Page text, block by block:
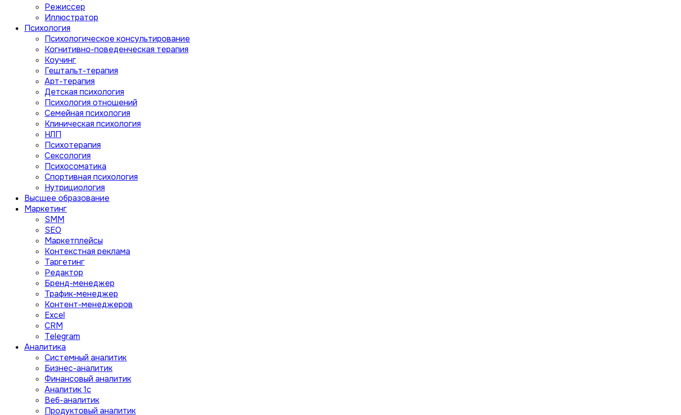
Режиссер
Иллюстратор
Психология
Психологическое консультирование
Когнитивно-поведенческая терапия
Коучинг
Гештальт-терапия
Арт-терапия
Детская психология
Психология отношений
Семейная психология
Клиническая психология
НЛП
Психотерапия
Сексология
Психосоматика
Спортивная психология
Нутрициология
Высшее образование
Маркетинг
SMM
SEO
Маркетплейсы
Контекстная реклама
Таргетинг
Редактор
Бренд-менеджер
Трафик-менеджер
Контент-менеджеров
Excel
CRM
Telegram
Аналитика
Системный аналитик
Бизнес-аналитик
Финансовый аналитик
Aналитик 1с
Веб-аналитик
Продуктовый аналитик